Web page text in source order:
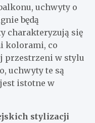
uchwyty o
będą
charakteryzują się
kolorami, co
przestrzeni w stylu
uchwyty te są
istotne w
stylizacji